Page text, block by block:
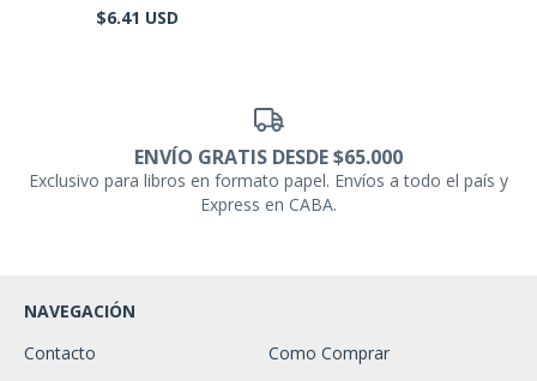
$6.41 USD
ENVÍO GRATIS DESDE $65.000
Exclusivo para libros en formato papel. Envíos a todo el país y
Express en CABA.
NAVEGACIÓN
Contacto
Como Comprar